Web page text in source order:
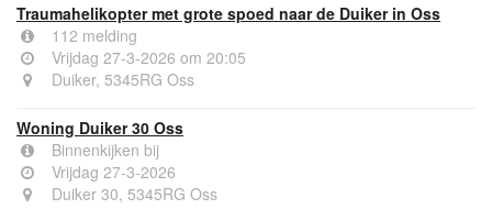
Traumahelikopter met grote spoed naar de Duiker in Oss
112 melding
Vrijdag 27-3-2026 om 20:05
Duiker, 5345RG Oss
Woning Duiker 30 Oss
Binnenkijken bij
Vrijdag 27-3-2026
Duiker 30, 5345RG Oss